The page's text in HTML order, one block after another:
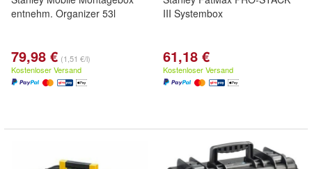
entnehm. Organizer 53l
79,98 € (1,51 €/l)
Kostenloser Versand
III Systembox
61,18 €
Kostenloser Versand